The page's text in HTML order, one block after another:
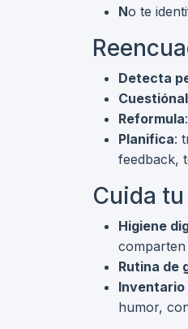
No te
Detecta
Reformula
Planifica:
feedback,
Cuida
Higiene
Rutina de
humor,